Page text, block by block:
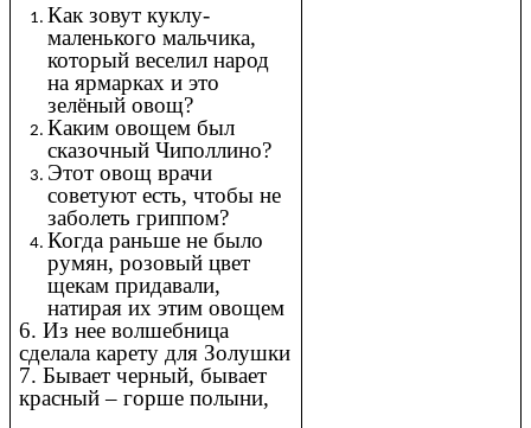
Как зовут куклу-
маленького мальчика,
который веселил народ
на ярмарках и это
зелёный овощ?
Каким овощем был
сказочный Чиполлино?
Этот овощ врачи
советуют есть, чтобы не
заболеть гриппом?
Когда раньше не было
румян, розовый цвет
щекам придавали,
натирая их этим овощем
6. Из нее волшебница
сделала карету для Золушки
7. Бывает черный, бывает
красный – горше полыни,